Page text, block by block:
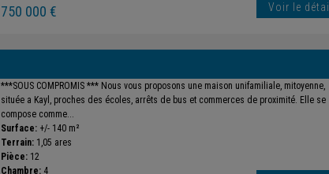
750 000 € Voir le détail
***SOUS COMPROMIS *** Nous vous proposons une maison unifamiliale, mitoyenne,
située a Kayl, proches des écoles, arrêts de bus et commerces de proximité. Elle se
compose comme...
Surface: +/- 140 m²
Terrain: 1,05 ares
Pièce: 12
Chambre: 4